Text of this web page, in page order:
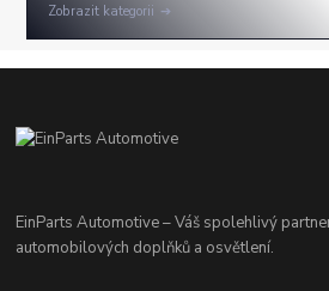
Zobrazit kategorii
EinParts Automotive – Váš spolehlivý
automobilových doplňků a osvětlení.